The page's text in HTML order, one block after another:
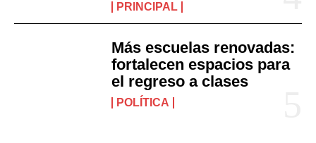
PRINCIPAL
Más escuelas renovadas:
fortalecen espacios para
el regreso a clases
POLÍTICA